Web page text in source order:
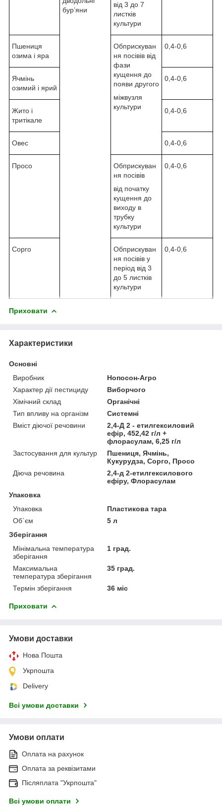
бур’яни
від 3 до 7
листків
культури
Пшениця
озима і яра
Обприскуван
ня посівів від
фази
кущення до
появи другого
міжвузля
культури
0,4-0,6
Ячмінь
озимий і ярий
0,4-0,6
Жито і
тритікале
0,4-0,6
Овес 0,4-0,6
Просо
Обприскуван
ня посівів
від початку
кущення до
виходу в
трубку
культури
0,4-0,6
Сорго
Обприскуван
ня посівів у
період від 3
до 5 листків
культури
0,4-0,6
Приховати
Характеристики
Основні
Виробник
Нопосон-Агро
Характер дії пестициду
Виборчого
Хімічний склад
Органічні
Тип впливу на організм
Системні
Вміст діючої речовини
2,4-Д 2 - етилгексиловий
ефір, 452,42 г/л +
флорасулам, 6,25 г/л
Застосування для культур
Пшениця, Ячмінь,
Кукурудза, Сорго, Просо
Діюча речовина
2,4-д 2-етилгексилового
ефіру, Флорасулам
Упаковка
Упаковка
Пластикова тара
Об`єм
5 л
Зберігання
Мінімальна температура
зберігання
1 град.
Максимальна
температура зберігання
35 град.
Термін зберігання 36 міс
Приховати
Умови доставки
Нова Пошта
Укрпошта
Delivery
Всі умови доставки
Умови оплати
Оплата на рахунок
Оплата за реквізитами
Післяплата "Укрпошта"
Всі умови оплати